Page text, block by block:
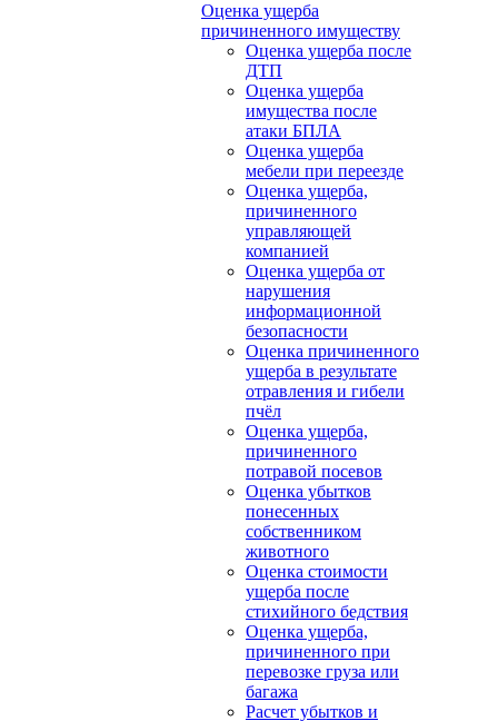
Оценка ущерба
причиненного имуществу
Оценка ущерба после
ДТП
Оценка ущерба
имущества после
атаки БПЛА
Оценка ущерба
мебели при переезде
Оценка ущерба,
причиненного
управляющей
компанией
Оценка ущерба от
нарушения
информационной
безопасности
Оценка причиненного
ущерба в результате
отравления и гибели
пчёл
Оценка ущерба,
причиненного
потравой посевов
Оценка убытков
понесенных
собственником
животного
Оценка стоимости
ущерба после
стихийного бедствия
Оценка ущерба,
причиненного при
перевозке груза или
багажа
Расчет убытков и